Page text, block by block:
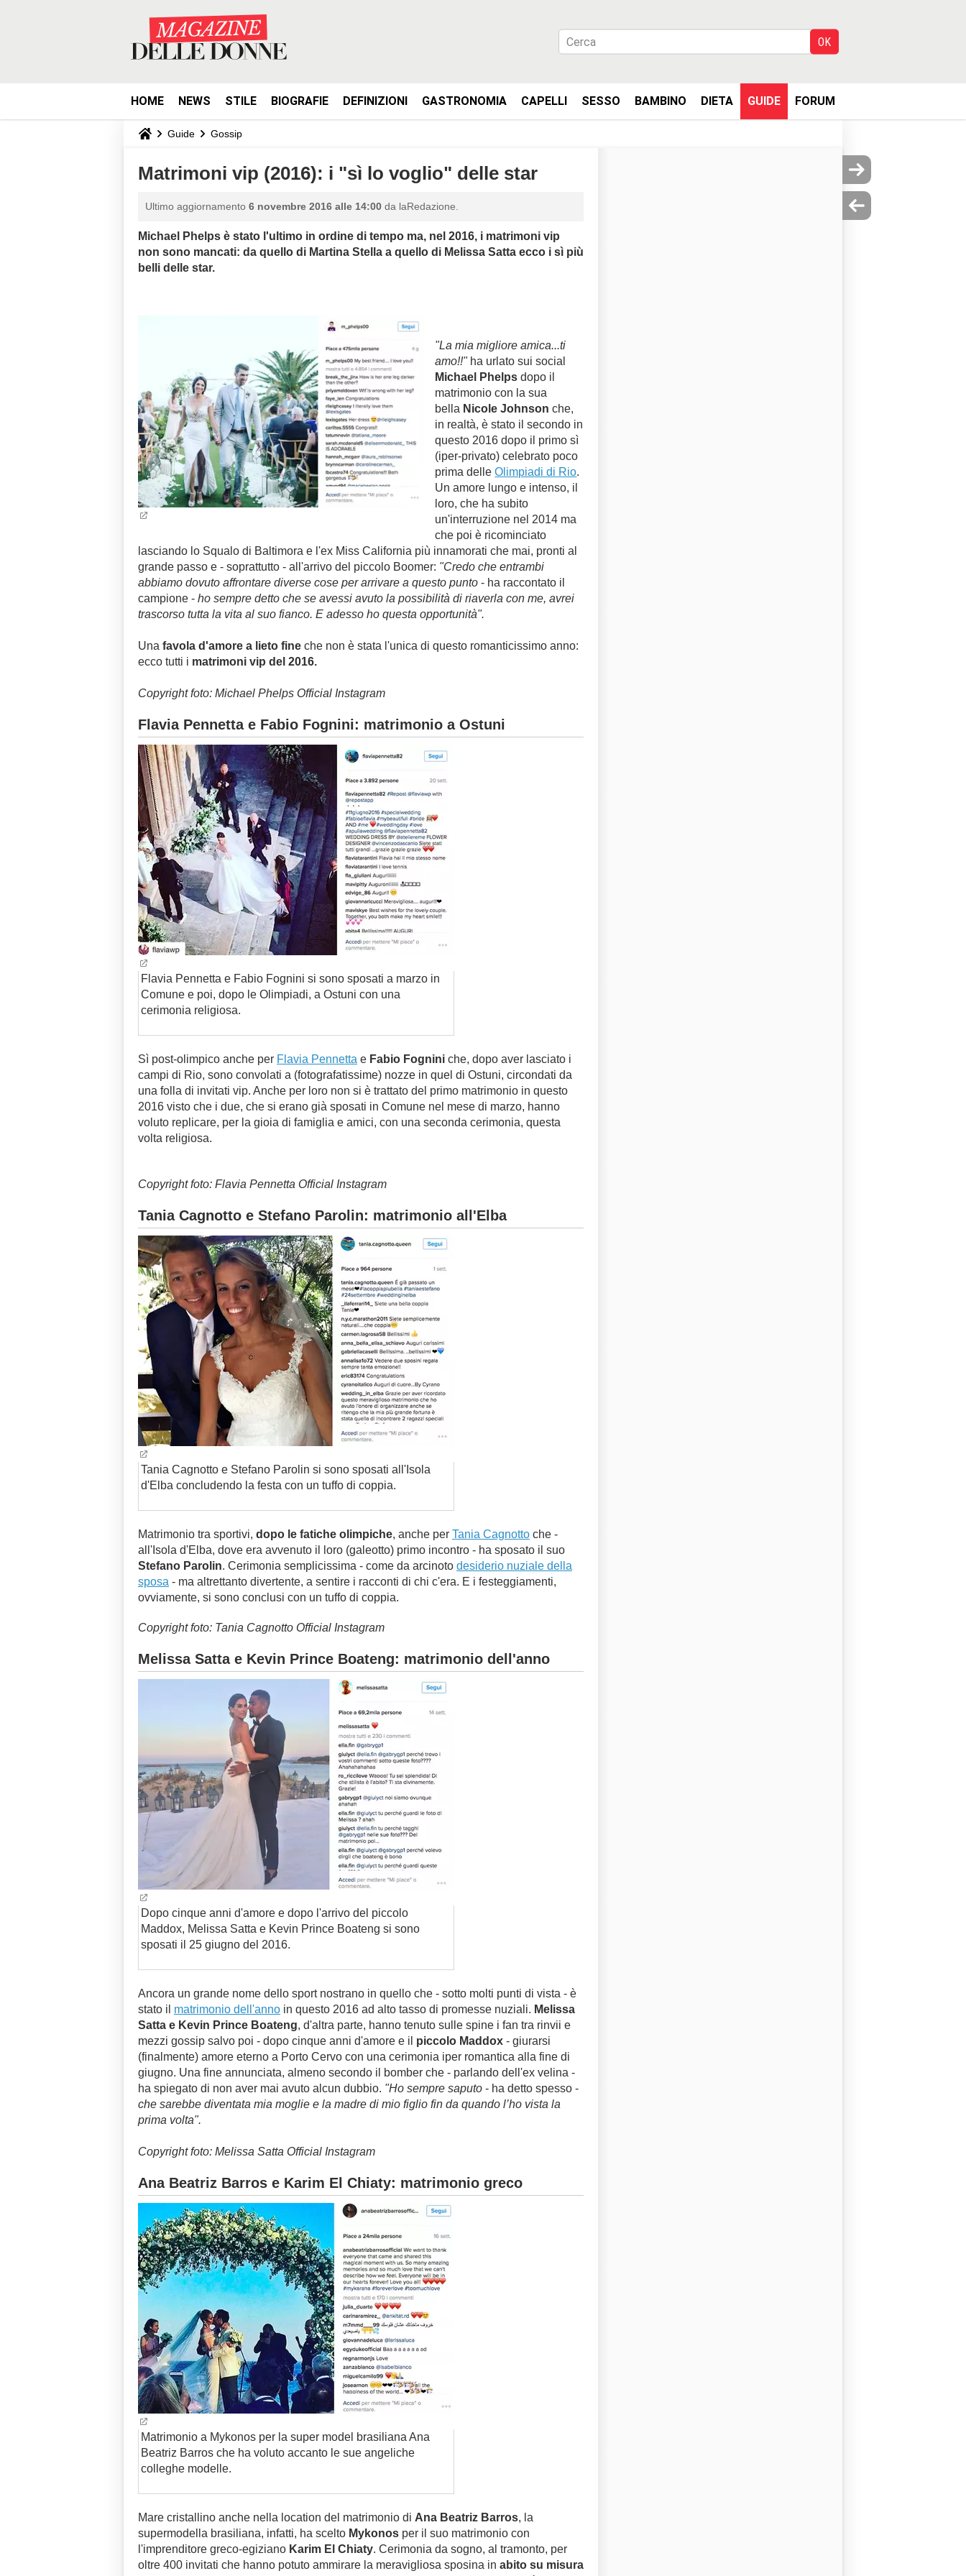
HOME NEWS STILE BIOGRAFIE DEFINIZIONI GASTRONOMIA CAPELLI SESSO BAMBINO DIETA GUIDE FORUM
Guide Gossip
Matrimoni vip (2016): i "sì lo voglio" delle star
Ultimo aggiornamento 6 novembre 2016 alle 14:00 da laRedazione.
Michael Phelps è stato l'ultimo in ordine di tempo ma, nel 2016, i matrimoni vip
non sono mancati: da quello di Martina Stella a quello di Melissa Satta ecco i sì più
belli delle star.
"La mia migliore amica...ti
amo!!"ha urlato sui social
Michael Phelps dopo il
matrimonio con la sua
bella Nicole Johnson che,
in realtà, è stato il secondo in
questo 2016 dopo il primo sì
(iper-privato) celebrato poco
prima delleOlimpiadi di Rio.
Un amore lungo e intenso, il
loro, che ha subito
un'interruzione nel 2014 ma
che poi è ricominciato
lasciando lo Squalo di Baltimora e l'ex Miss California più innamorati che mai, pronti al
grande passo e - soprattutto - all'arrivo del piccolo Boomer: "Credo che entrambi
abbiamo dovuto affrontare diverse cose per arrivare a questo punto - ha raccontato il
campione - ho sempre detto che se avessi avuto la possibilità di riaverla con me, avrei
trascorso tutta la vita al suo fianco. E adesso ho questa opportunità".
Una favola d'amore a lieto fine che non è stata l'unica di questo romanticissimo anno:
ecco tutti i matrimoni vip del 2016.
Copyright foto: Michael Phelps Official Instagram
Flavia Pennetta e Fabio Fognini: matrimonio a Ostuni
Flavia Pennetta e Fabio Fognini si sono sposati a marzo in
Comune e poi, dopo le Olimpiadi, a Ostuni con una
cerimonia religiosa.
Sì post-olimpico anche per Flavia Pennetta e Fabio Fognini che, dopo aver lasciato i
campi di Rio, sono convolati a (fotografatissime) nozze in quel di Ostuni, circondati da
una folla di invitati vip. Anche per loro non si è trattato del primo matrimonio in questo
2016 visto che i due, che si erano già sposati in Comune nel mese di marzo, hanno
voluto replicare, per la gioia di famiglia e amici, con una seconda cerimonia, questa
volta religiosa.
Copyright foto: Flavia Pennetta Official Instagram
Tania Cagnotto e Stefano Parolin: matrimonio all'Elba
Tania Cagnotto e Stefano Parolin si sono sposati all'Isola
d'Elba concludendo la festa con un tuffo di coppia.
Matrimonio tra sportivi, dopo le fatiche olimpiche, anche per Tania Cagnotto che -
all'Isola d'Elba, dove era avvenuto il loro (galeotto) primo incontro - ha sposato il suo
Stefano Parolin. Cerimonia semplicissima - come da arcinoto desiderio nuziale della
sposa - ma altrettanto divertente, a sentire i racconti di chi c'era. E i festeggiamenti,
ovviamente, si sono conclusi con un tuffo di coppia.
Copyright foto: Tania Cagnotto Official Instagram
Melissa Satta e Kevin Prince Boateng: matrimonio dell'anno
Dopo cinque anni d'amore e dopo l'arrivo del piccolo
Maddox, Melissa Satta e Kevin Prince Boateng si sono
sposati il 25 giugno del 2016.
Ancora un grande nome dello sport nostrano in quello che - sotto molti punti di vista - è
stato il matrimonio dell'anno in questo 2016 ad alto tasso di promesse nuziali. Melissa
Satta e Kevin Prince Boateng, d'altra parte, hanno tenuto sulle spine i fan tra rinvii e
mezzi gossip salvo poi - dopo cinque anni d'amore e il piccolo Maddox - giurarsi
(finalmente) amore eterno a Porto Cervo con una cerimonia iper romantica alla fine di
giugno. Una fine annunciata, almeno secondo il bomber che - parlando dell'ex velina -
ha spiegato di non aver mai avuto alcun dubbio. "Ho sempre saputo - ha detto spesso -
che sarebbe diventata mia moglie e la madre di mio figlio fin da quando l’ho vista la
prima volta".
Copyright foto: Melissa Satta Official Instagram
Ana Beatriz Barros e Karim El Chiaty: matrimonio greco
Matrimonio a Mykonos per la super model brasiliana Ana
Beatriz Barros che ha voluto accanto le sue angeliche
colleghe modelle.
Mare cristallino anche nella location del matrimonio di Ana Beatriz Barros, la
supermodella brasiliana, infatti, ha scelto Mykonos per il suo matrimonio con
l'imprenditore greco-egiziano Karim El Chiaty. Cerimonia da sogno, al tramonto, per
oltre 400 invitati che hanno potuto ammirare la meravigliosa sposina in abito su misura